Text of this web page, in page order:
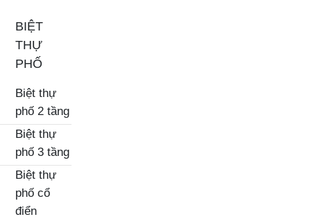
BIỆT
THỰ
PHỐ
Biệt thự
phố 2 tầng
Biệt thự
phố 3 tầng
Biệt thự
phố cổ
điển